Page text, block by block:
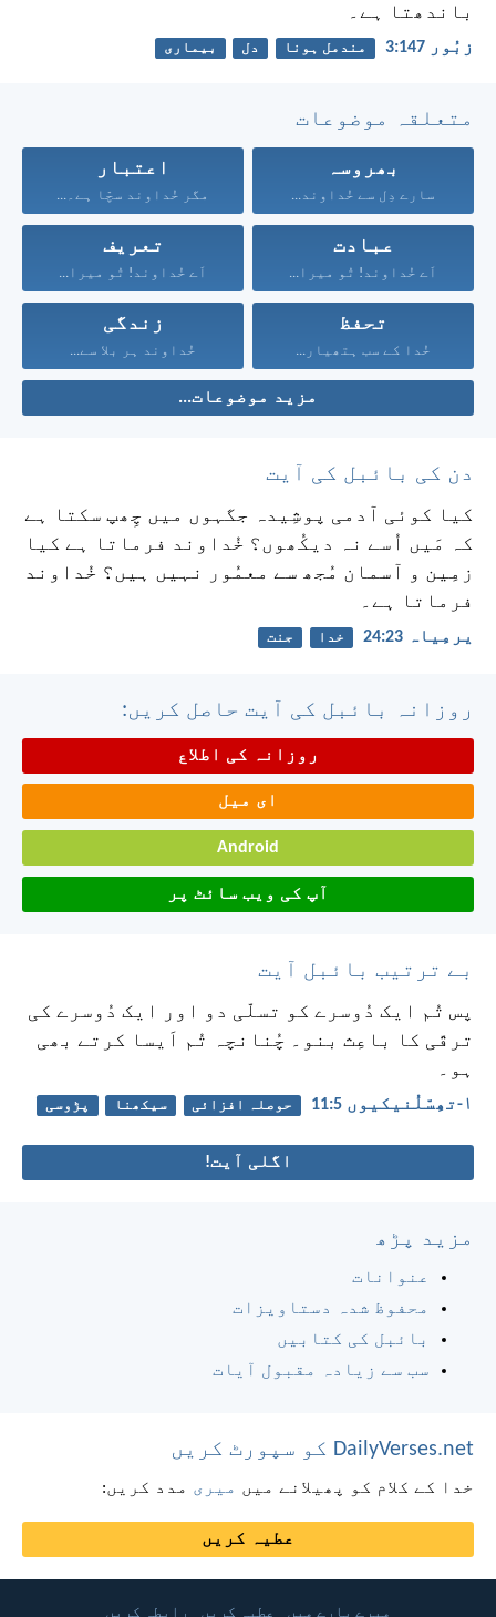
باندھتا ہے۔
زبُور 147:‏3 مندمل ہونا دل بیماری
متعلقہ موضوعات
بھروسہ
سارے دِل سے خُداوند...
اعتبار
مگر خُداوند سچّا ہے۔...
عبادت
اَے خُداوند! تُو میرا...
تعریف
اَے خُداوند! تُو میرا...
تحفظ
خُدا کے سب ہتھیار...
زندگی
خُداوند ہر بلا سے...
مزید موضوعات...
دن کی بائبل کی آیت
کیا کوئی آدمی پوشِیدہ جگہوں میں چِھپ سکتا ہے
کہ مَیں اُسے نہ دیکُھوں؟ خُداوند فرماتا ہے کیا
زمِین و آسمان مُجھ سے معمُور نہیں ہیں؟ خُداوند
فرماتا ہے۔
یرمِیاہ 23:‏24 خدا جنت
روزانہ بائبل کی آیت حاصل کریں:
روزانہ کی اطلاع
ای میل
Android
آپ کی ویب سائٹ پر
بے ترتیب بائبل آیت
پس تُم ایک دُوسرے کو تسلّی دو اور ایک دُوسرے کی
ترقّی کا باعِث بنو۔ چُنانچہ تُم اَیسا کرتے بھی
ہو۔
۱-تھِسّلُنیکیوں 5:‏11 حوصلہ افزائی سیکھنا پڑوسی
اگلی آیت!
مزید پڑھ
عنوانات
محفوظ شدہ دستاویزات
بائبل کی کتابیں
سب سے زیادہ مقبول آیات
DailyVerses.net کو سپورٹ کریں
خدا کے کلام کو پھیلانے میں میری مدد کریں:
عطیہ کریں
میرے بارے میں عطیہ کریں رابطہ کریں